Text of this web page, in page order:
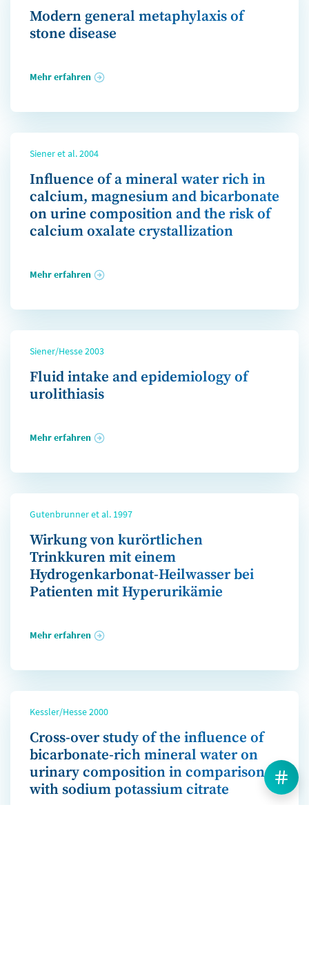
Modern general metaphylaxis of
stone disease
Mehr erfahren
Siener et al. 2004
Influence of a mineral water rich in
calcium, magnesium and bicarbonate
on urine composition and the risk of
calcium oxalate crystallization
Mehr erfahren
Siener/Hesse 2003
Fluid intake and epidemiology of
urolithiasis
Mehr erfahren
Gutenbrunner et al. 1997
Wirkung von kurörtlichen
Trinkkuren mit einem
Hydrogenkarbonat-Heilwasser bei
Patienten mit Hyperurikämie
Mehr erfahren
Kessler/Hesse 2000
Cross-over study of the influence of
bicarbonate-rich mineral water on
urinary composition in comparison
with sodium potassium citrate